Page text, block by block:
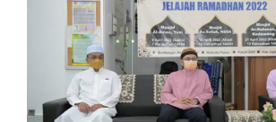
Arkib Komuniti